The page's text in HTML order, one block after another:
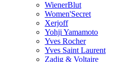
WienerBlut
Women'Secret
Xerjoff
Yohji Yamamoto
Yves Rocher
Yves Saint Laurent
Zadig & Voltaire